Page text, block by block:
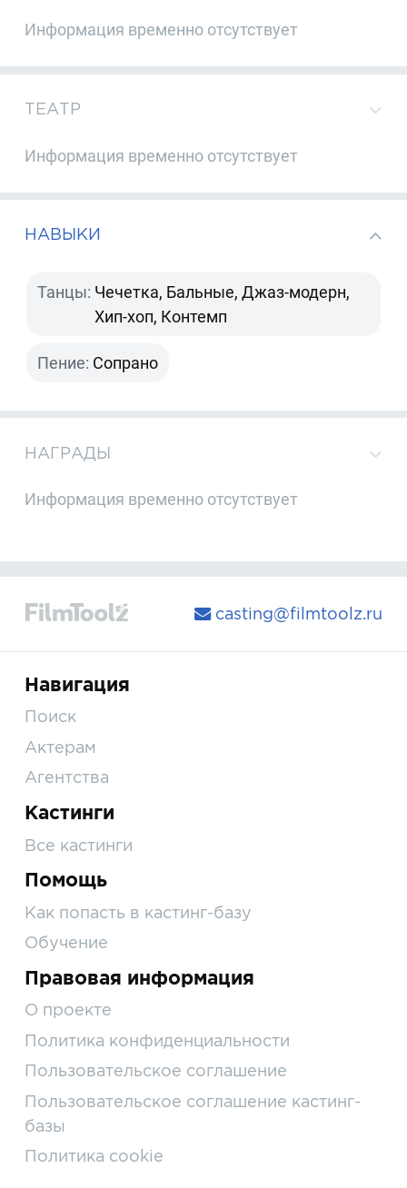
Информация временно отсутствует
ТЕАТР
Информация временно отсутствует
НАВЫКИ
Танцы: Чечетка, Бальные, Джаз-модерн,
Хип-хоп, Контемп
Пение: Сопрано
НАГРАДЫ
Информация временно отсутствует
casting@filmtoolz.ru
Навигация
Поиск
Актерам
Агентства
Кастинги
Все кастинги
Помощь
Как попасть в кастинг-базу
Обучение
Правовая информация
О проекте
Политика конфиденциальности
Пользовательское соглашение
Пользовательское соглашение кастинг-
базы
Политика cookie